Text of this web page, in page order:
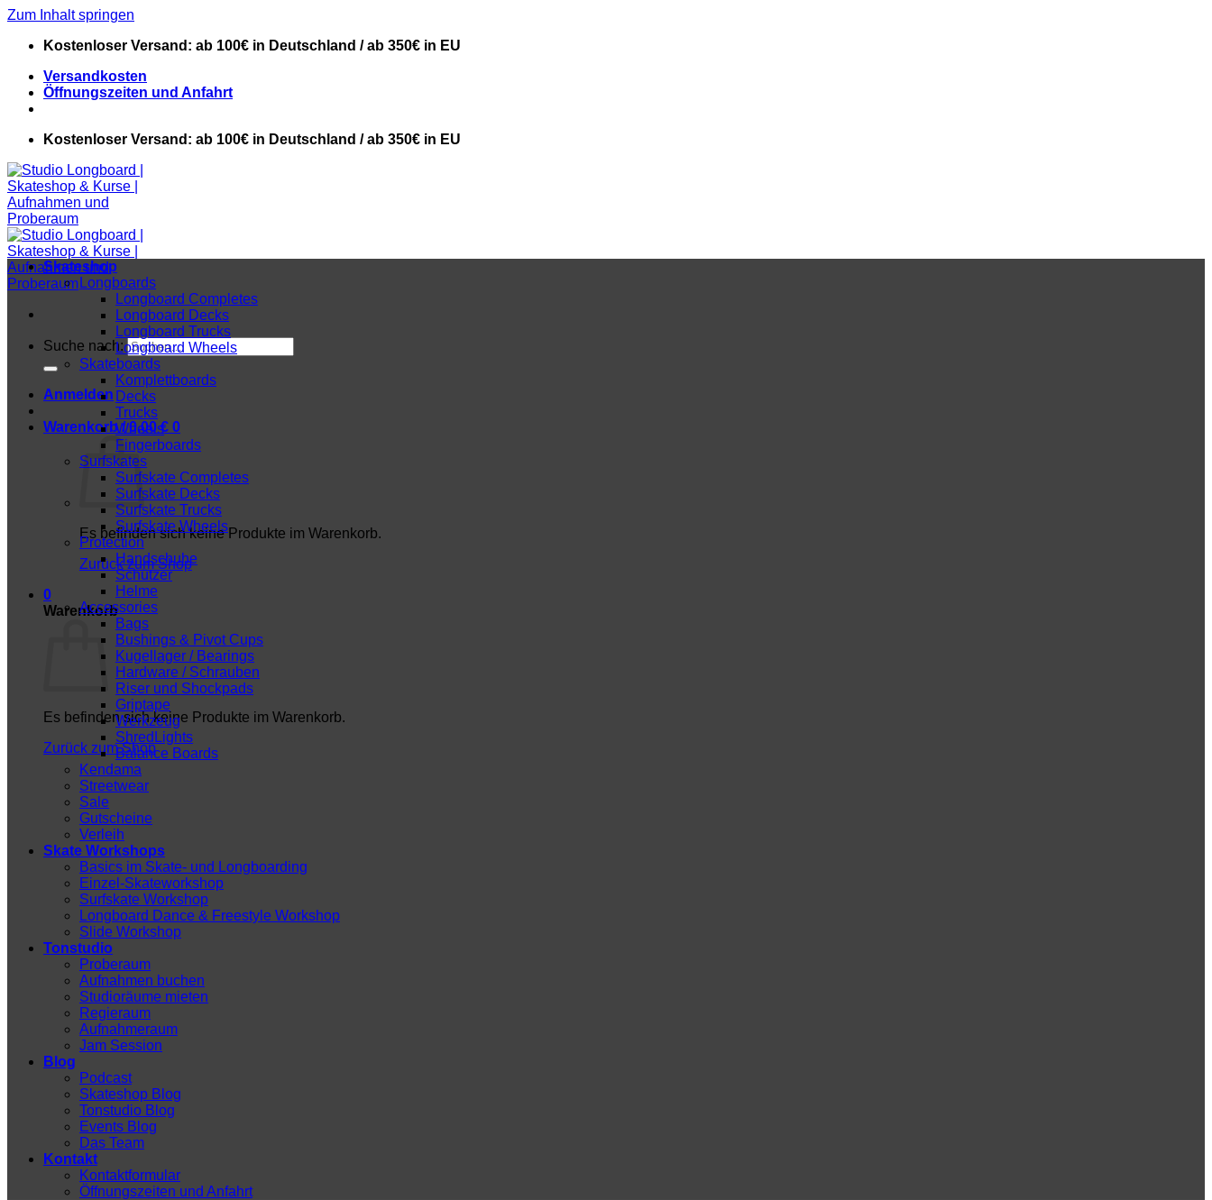
Zum Inhalt springen
Kostenloser Versand: ab 100€ in Deutschland / ab 350€ in EU
Versandkosten
Öffnungszeiten und Anfahrt
Kostenloser Versand: ab 100€ in Deutschland / ab 350€ in EU
Suche nach:
Anmelden
Warenkorb /0,00€ 0
Es befinden sich keine Produkte im Warenkorb.
Zurück zum Shop
0
Warenkorb
Es befinden sich keine Produkte im Warenkorb.
Zurück zum Shop
Skateshop
Longboards
Longboard Completes
Longboard Decks
Longboard Trucks
Longboard Wheels
Skateboards
Komplettboards
Decks
Trucks
Wheels
Fingerboards
Surfskates
Surfskate Completes
Surfskate Decks
Surfskate Trucks
Surfskate Wheels
Protection
Handschuhe
Schützer
Helme
Accessories
Bags
Bushings & Pivot Cups
Kugellager / Bearings
Hardware / Schrauben
Riser und Shockpads
Griptape
Werkzeug
ShredLights
Balance Boards
Kendama
Streetwear
Sale
Gutscheine
Verleih
Skate Workshops
Basics im Skate- und Longboarding
Einzel-Skateworkshop
Surfskate Workshop
Longboard Dance & Freestyle Workshop
Slide Workshop
Tonstudio
Proberaum
Aufnahmen buchen
Studioräume mieten
Regieraum
Aufnahmeraum
Jam Session
Blog
Podcast
Skateshop Blog
Tonstudio Blog
Events Blog
Das Team
Kontakt
Kontaktformular
Öffnungszeiten und Anfahrt